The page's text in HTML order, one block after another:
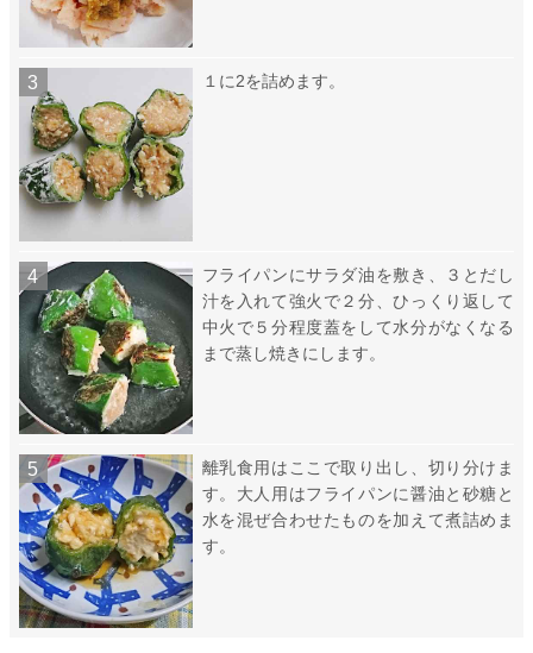
１に2を詰めます。
フライパンにサラダ油を敷き、３とだし
汁を入れて強火で２分、ひっくり返して
中火で５分程度蓋をして水分がなくなる
まで蒸し焼きにします。
離乳食用はここで取り出し、切り分けま
す。大人用はフライパンに醤油と砂糖と
水を混ぜ合わせたものを加えて煮詰めま
す。